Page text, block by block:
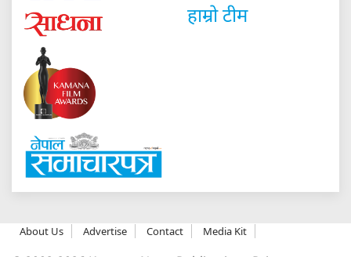
हाम्रो टीम
About Us Advertise Contact Media Kit